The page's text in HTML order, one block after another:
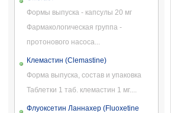
Формы выпуска - капсулы 20 мг
Фармакологическая группа -
протонового насоса...
Клемастин (Clemastine)
Форма выпуска, состав и упаковка
Таблетки 1 таб. клемастин 1 мг....
Флуоксетин Ланнахер (Fluoxetine